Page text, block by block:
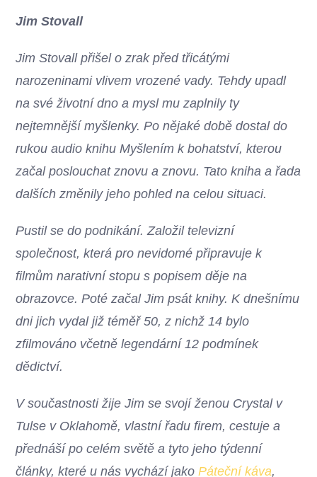
Jim Stovall
Jim Stovall přišel o zrak před třicátými
narozeninami vlivem vrozené vady. Tehdy upadl
na své životní dno a mysl mu zaplnily ty
nejtemnější myšlenky. Po nějaké době dostal do
rukou audio knihu Myšlením k bohatství, kterou
začal poslouchat znovu a znovu. Tato kniha a řada
dalších změnily jeho pohled na celou situaci.
Pustil se do podnikání. Založil televizní
společnost, která pro nevidomé připravuje k
filmům narativní stopu s popisem děje na
obrazovce. Poté začal Jim psát knihy. K dnešnímu
dni jich vydal již téměř 50, z nichž 14 bylo
zfilmováno včetně legendární 12 podmínek
dědictví.
V součastnosti žije Jim se svojí ženou Crystal v
Tulse v Oklahomě, vlastní řadu firem, cestuje a
přednáší po celém světě a tyto jeho týdenní
články, které u nás vychází jako Páteční káva,